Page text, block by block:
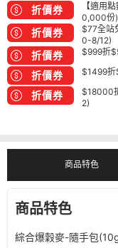
折價券
【適用
0,000份)
折價券
$77全站
0-8/12)
折價券 $999折
折價券 $1499
折價券
$18000
2)
商品特色
商品特色
綜合爆穀麥-隨手包